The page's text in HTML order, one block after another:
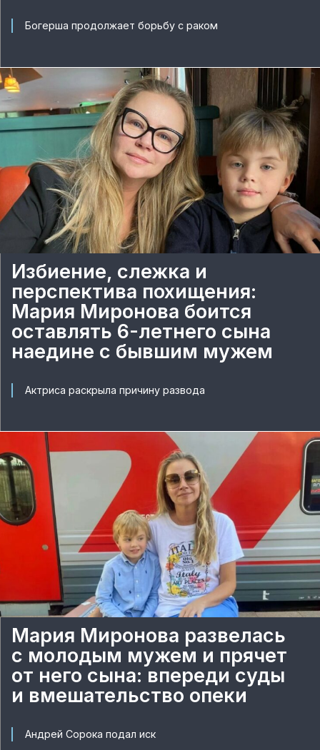
Богерша продолжает борьбу с раком
Избиение, слежка и
перспектива похищения:
Мария Миронова боится
оставлять 6-летнего сына
наедине с бывшим мужем
Актриса раскрыла причину развода
Мария Миронова развелась
с молодым мужем и прячет
от него сына: впереди суды
и вмешательство опеки
Андрей Сорока подал иск